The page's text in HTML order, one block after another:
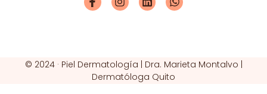
© 2024 · Piel Dermatología | Dra. Marieta Montalvo |
Dermatóloga Quito